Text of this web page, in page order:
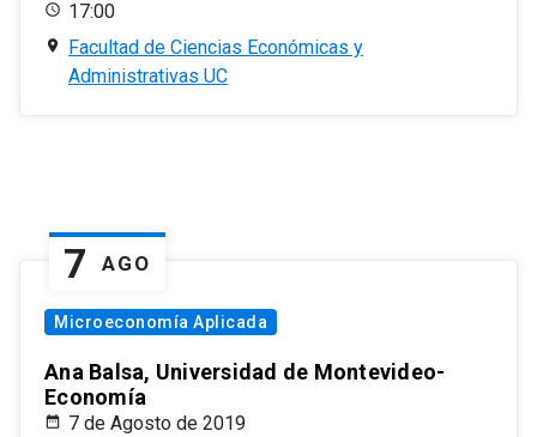
17:00
Facultad de Ciencias Económicas y
Administrativas UC
7 AGO
Microeconomía Aplicada
Ana Balsa, Universidad de Montevideo-
Economía
7 de Agosto de 2019